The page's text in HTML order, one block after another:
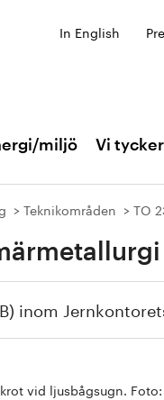
In English
miljö Vi tycker
Teknikområden TO
inom
vid ljusbågsugn. Foto: